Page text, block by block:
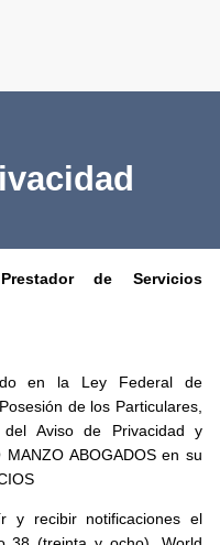
de Servicios
en la Ley Federal de
de los Particulares,
del Aviso de Privacidad y
ABOGADOS en su
y recibir notificaciones el